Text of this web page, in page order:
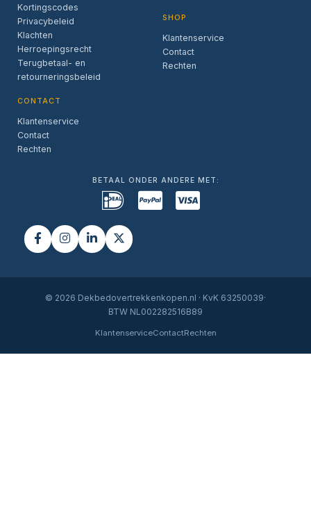
Kortingscodes
Privacybeleid
Klachten
Herroepingsrecht
Terugbetaal- en
retourneringsbeleid
CONTACT
Klantenservice
Contact
Rechten
SHOP
Klantenservice
Contact
Rechten
BETAAL ONDER ANDERE MET:
© 2026 Dekbedovertrekkenkopen.nl · KvK 63250039·
BTW NL002282516B89
KlantenserviceContactRechten